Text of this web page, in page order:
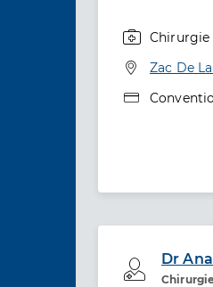
Chirurgie
Adresse
Zac De
Type de
Dr